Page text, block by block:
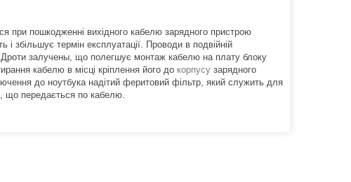
при пошкодженні вихідного кабелю зарядного пристрою
збільшує термін експлуатації. Проводи в подвійній
Дроти залучены, що полегшує монтаж кабелю на плату блоку
кабелю в місці кріплення його до корпусу зарядного
до ноутбука надітий феритовий фільтр, який служить для
що передається по кабелю.